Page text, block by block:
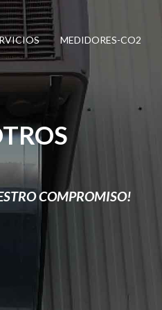
MEDIDORES-CO2
COMPROMISO!